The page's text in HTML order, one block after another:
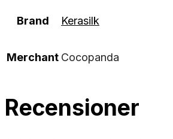
Brand Kerasilk
Merchant Cocopanda
Recensioner